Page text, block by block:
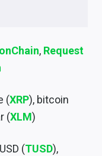
, Request
(XRP), bitcoin
(XLM)
(TUSD),